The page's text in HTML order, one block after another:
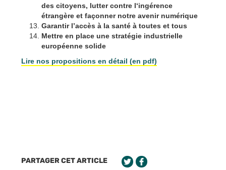
des citoyens, lutter contre l‘ingérence
étrangère et façonner notre avenir numérique
Garantir l’accès à la santé à toutes et tous
Mettre en place une stratégie industrielle
européenne solide
Lire nos propositions en détail (en pdf)
PARTAGER CET ARTICLE